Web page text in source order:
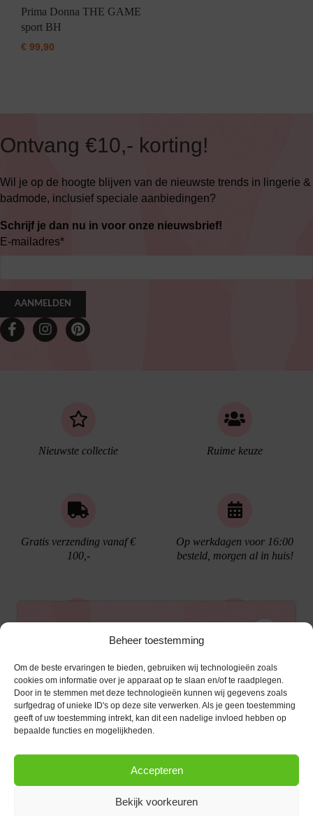
Beheer toestemming
Om de beste ervaringen te bieden, gebruiken wij technologieën zoals
cookies om informatie over je apparaat op te slaan en/of te raadplegen.
Door in te stemmen met deze technologieën kunnen wij gegevens zoals
surfgedrag of unieke ID's op deze site verwerken. Als je geen toestemming
geeft of uw toestemming intrekt, kan dit een nadelige invloed hebben op
bepaalde functies en mogelijkheden.
Accepteren
Bekijk voorkeuren
Prima Donna THE GAME
sport BH
€ 99,90
Ontvang €10,- korting!
Wil je op de hoogte blijven van de nieuwste trends in lingerie &
badmode, inclusief speciale aanbiedingen?
Schrijf je dan nu in voor onze nieuwsbrief!
E-mailadres*
AANMELDEN
Nieuwste collectie Ruime keuze
Gratis verzending vanaf €
100,-
Op werkdagen voor 16:00
besteld, morgen al in huis!
Gratis cadeau verpakking
KLANTENSERVICE
Klantenservice
OPENINGSTIJDEN
13:00 - 17:30
Ontvang €10,- korting
Schrijf je in voor de nieuwsbrief en ontvang een
kortingscode van €10,- op je volgende bestelling.
E-mailadres*